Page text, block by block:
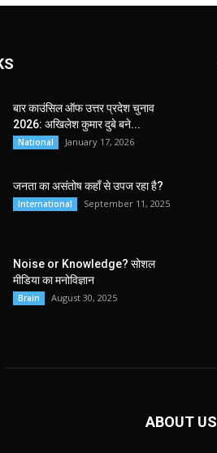
बार काउंसिल ऑफ उत्तर प्रदेश चुनाव
2026: अखिलेश कुमार दुबे बने...
National January 17, 2026
जनता का असंतोष कहाँ से उपज रहा है?
International September 11, 2025
Noise or Knowledge? सोशल
मीडिया का मनोविज्ञान
Brain August 30, 2025
ABOUT US